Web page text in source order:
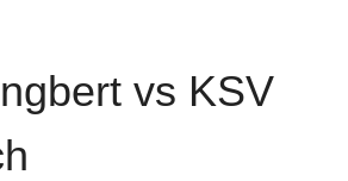
vs KSV